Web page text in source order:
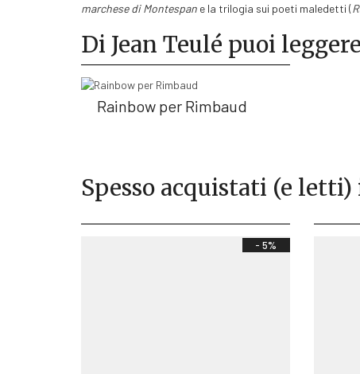
marchese di Montespan e la trilogia sui poeti maledetti (
Di Jean Teulé puoi
Rainbow per Rimbaud
Spesso acquistati (e letti)
- 5%